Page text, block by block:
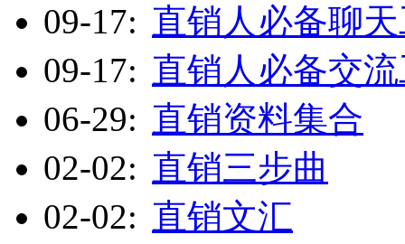
09-17: 直销人必备聊
09-17: 直销人必备交
06-29: 直销资料集合
02-02: 直销三步曲
02-02: 直销文汇